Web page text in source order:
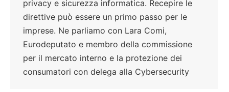
privacy e sicurezza informatica. Recepire le
direttive può essere un primo passo per le
imprese. Ne parliamo con Lara Comi,
Eurodeputato e membro della commissione
per il mercato interno e la protezione dei
consumatori con delega alla Cybersecurity